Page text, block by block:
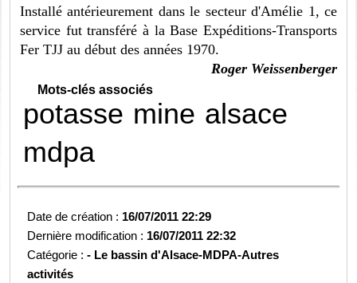
Installé antérieurement dans le secteur d'Amélie 1, ce
service fut transféré à la Base Expéditions-Transports
Fer TJJ au début des années 1970.
Roger Weissenberger
Mots-clés associés
potasse mine alsace
mdpa
Date de création : 16/07/2011 22:29
Dernière modification : 16/07/2011 22:32
Catégorie :- Le bassin d'Alsace-MDPA-Autres
activités